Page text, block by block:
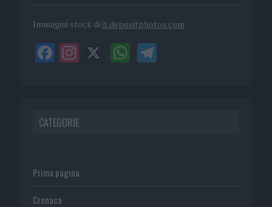
Immagini stock di it.depositphotos.com
CATEGORIE
Prima pagina
Cronaca